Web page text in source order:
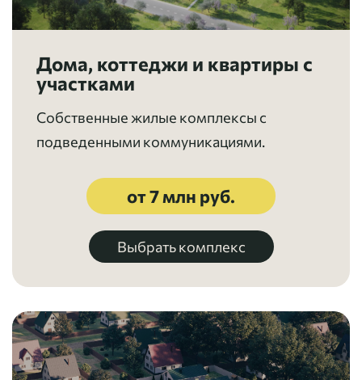
Дома, коттеджи и квартиры с
участками
Собственные жилые комплексы с
подведенными коммуникациями.
от 7 млн руб.
Выбрать комплекс